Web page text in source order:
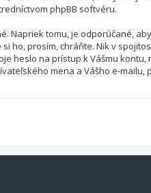
phpBB softvéru.
Napriek tomu, je odporúčané,
ho, prosím, chráňte. Nik v
heslo na prístup k Vášmu
mena a Vášho e-